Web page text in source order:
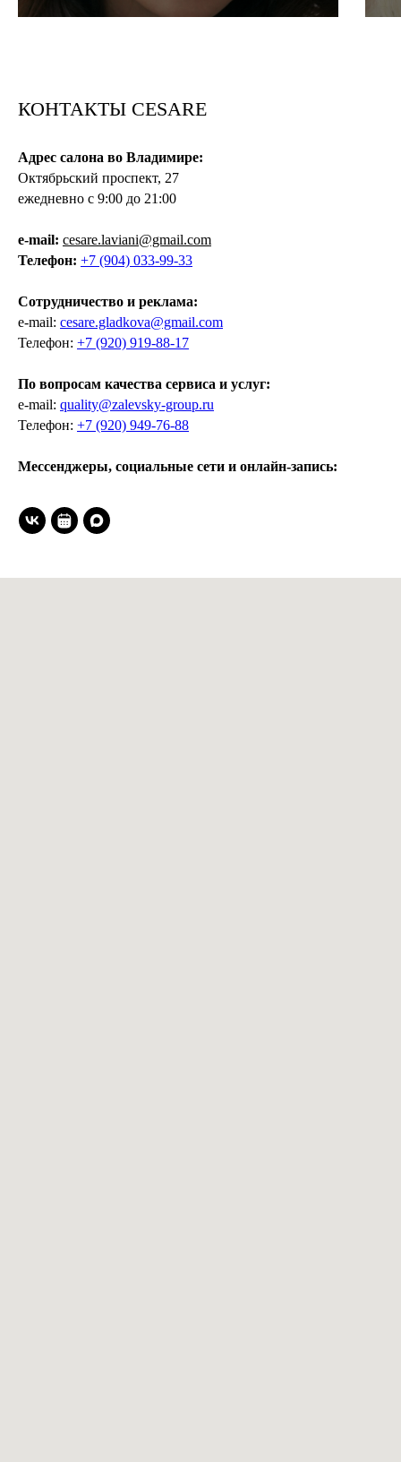
КОНТАКТЫ CESARE
Адрес салона во Владимире:
Октябрьский проспект, 27
ежедневно с 9:00 до 21:00
e-mail: cesare.laviani@gmail.com
Телефон: +7 (904) 033-99-33
Сотрудничество и реклама:
e-mail: cesare.gladkova@gmail.com
Телефон: +7 (920) 919-88-17
По вопросам качества сервиса и услуг:
e-mail: quality@zalevsky-group.ru
Телефон: +7 (920) 949-76-88
Мессенджеры, социальные сети и онлайн-запись: